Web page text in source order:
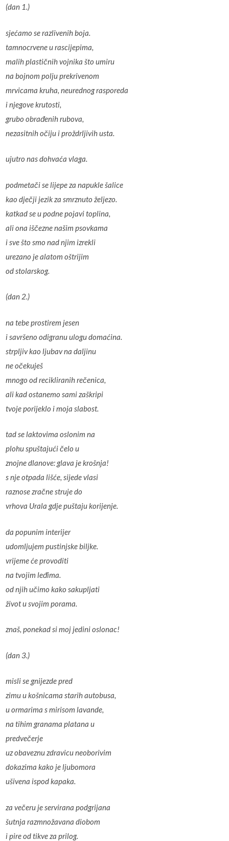
(dan 1.)
sjećamo se razlivenih boja.
tamnocrvene u rascijepima,
malih plastičnih vojnika što umiru
na bojnom polju prekrivenom
mrvicama kruha, neurednog rasporeda
i njegove krutosti,
grubo obrađenih rubova,
nezasitnih očiju i proždrljivih usta.
ujutro nas dohvaća vlaga.
podmetači se lijepe za napukle šalice
kao dječji jezik za smrznuto željezo.
katkad se u podne pojavi toplina,
ali ona iščezne našim psovkama
i sve što smo nad njim izrekli
urezano je alatom oštrijim
od stolarskog.
(dan 2.)
na tebe prostirem jesen
i savršeno odigranu ulogu domaćina.
strpljiv kao ljubav na daljinu
ne očekuješ
mnogo od recikliranih rečenica,
ali kad ostanemo sami zaškripi
tvoje porijeklo i moja slabost.
tad se laktovima oslonim na
plohu spuštajući čelo u
znojne dlanove: glava je krošnja!
s nje otpada lišće, sijede vlasi
raznose zračne struje do
vrhova Urala gdje puštaju korijenje.
da popunim interijer
udomljujem pustinjske biljke.
vrijeme će provoditi
na tvojim leđima.
od njih učimo kako sakupljati
život u svojim porama.
znaš, ponekad si moj jedini oslonac!
(dan 3.)
misli se gnijezde pred
zimu u košnicama starih autobusa,
u ormarima s mirisom lavande,
na tihim granama platana u
predvečerje
uz obaveznu zdravicu neoborivim
dokazima kako je ljubomora
ušivena ispod kapaka.
za večeru je servirana podgrijana
šutnja razmnožavana diobom
i pire od tikve za prilog.